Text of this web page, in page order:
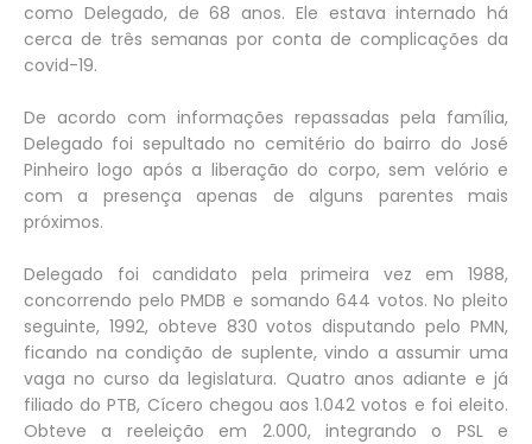
como Delegado, de 68 anos. Ele estava internado há
cerca de três semanas por conta de complicações da
covid-19.
De acordo com informações repassadas pela família,
Delegado foi sepultado no cemitério do bairro do José
Pinheiro logo após a liberação do corpo, sem velório e
com a presença apenas de alguns parentes mais
próximos.
Delegado foi candidato pela primeira vez em 1988,
concorrendo pelo PMDB e somando 644 votos. No pleito
seguinte, 1992, obteve 830 votos disputando pelo PMN,
ficando na condição de suplente, vindo a assumir uma
vaga no curso da legislatura. Quatro anos adiante e já
filiado do PTB, Cícero chegou aos 1.042 votos e foi eleito.
Obteve a reeleição em 2.000, integrando o PSL e